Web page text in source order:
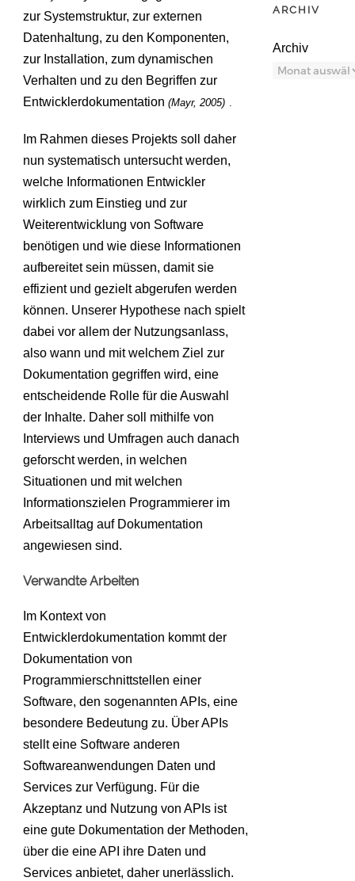
zur Systemstruktur, zur externen
Datenhaltung, zu den Komponenten,
zur Installation, zum dynamischen
Verhalten und zu den Begriffen zur
Entwicklerdokumentation (Mayr, 2005) .
Im Rahmen dieses Projekts soll daher
nun systematisch untersucht werden,
welche Informationen Entwickler
wirklich zum Einstieg und zur
Weiterentwicklung von Software
benötigen und wie diese Informationen
aufbereitet sein müssen, damit sie
effizient und gezielt abgerufen werden
können. Unserer Hypothese nach spielt
dabei vor allem der Nutzungsanlass,
also wann und mit welchem Ziel zur
Dokumentation gegriffen wird, eine
entscheidende Rolle für die Auswahl
der Inhalte. Daher soll mithilfe von
Interviews und Umfragen auch danach
geforscht werden, in welchen
Situationen und mit welchen
Informationszielen Programmierer im
Arbeitsalltag auf Dokumentation
angewiesen sind.
Verwandte Arbeiten
Im Kontext von
Entwicklerdokumentation kommt der
Dokumentation von
Programmierschnittstellen einer
Software, den sogenannten APIs, eine
besondere Bedeutung zu. Über APIs
stellt eine Software anderen
Softwareanwendungen Daten und
Services zur Verfügung. Für die
Akzeptanz und Nutzung von APIs ist
eine gute Dokumentation der Methoden,
über die eine API ihre Daten und
Services anbietet, daher unerlässlich.
ARCHIV
Archiv